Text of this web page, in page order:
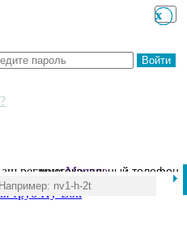
x
x
многоканальный телефон
+7 (495) 984-41-00
регион:Москва
труб Hy-Lok